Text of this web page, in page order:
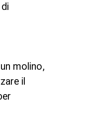
molino,
il